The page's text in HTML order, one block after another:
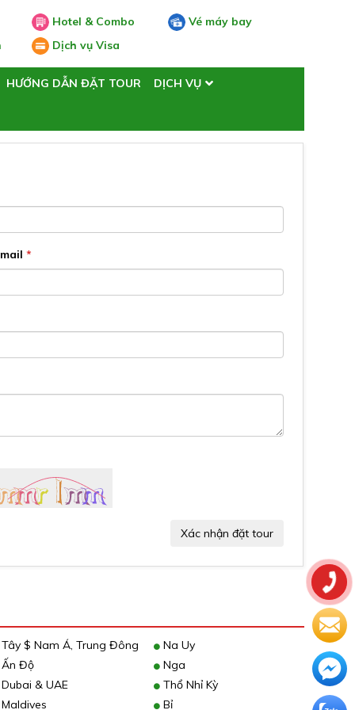
Hotel & Combo
Vé máy bay
Dịch vụ Visa
HƯỚNG DẪN ĐẶT TOUR DỊCH VỤ
*
Xác nhận đặt tour
$ Nam Á, Trung Đông
Độ
& UAE
Na Uy
Nga
Thổ Nhỉ Kỳ
Bỉ